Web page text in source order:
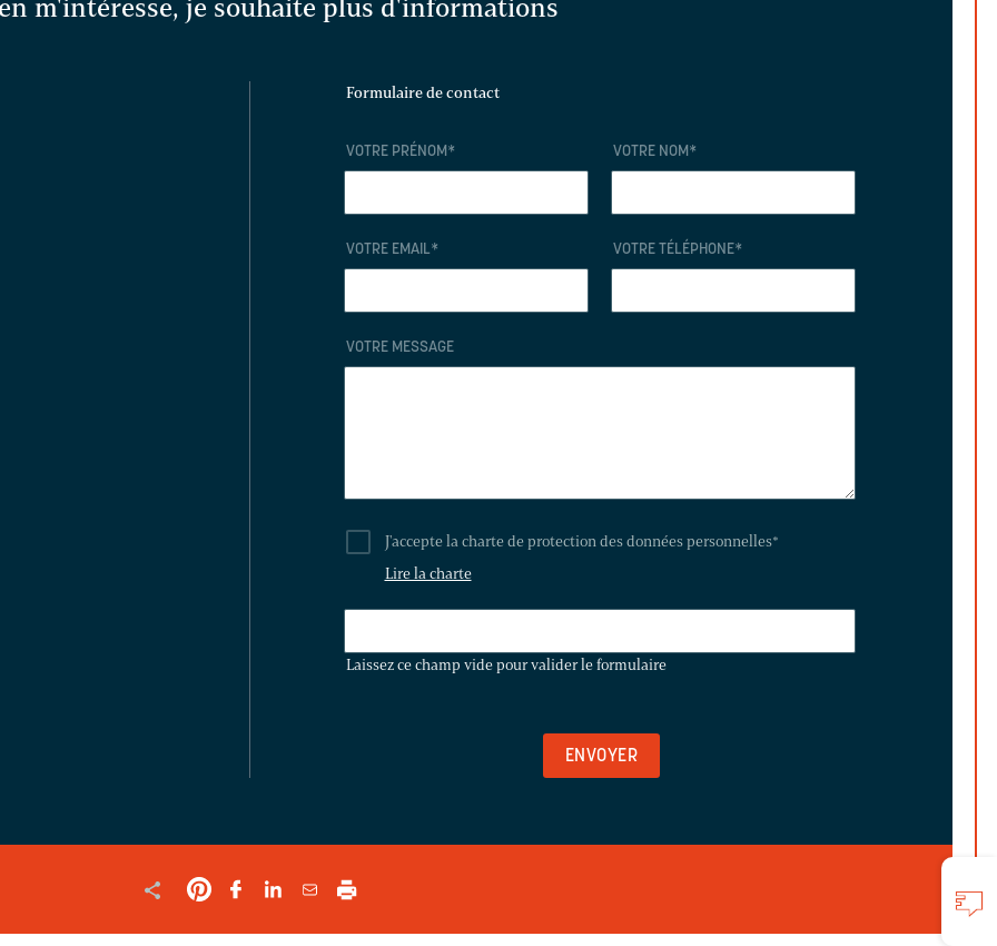
m'intéresse, je souhaite plus d'informations
Formulaire de contact
VOTRE PRÉNOM * VOTRE NOM *
VOTRE EMAIL* VOTRE TÉLÉPHONE*
VOTRE MESSAGE
J'accepte la charte de protection des données personnelles*
Lire la charte
CHAMP
Laissez ce champ vide pour valider le formulaire